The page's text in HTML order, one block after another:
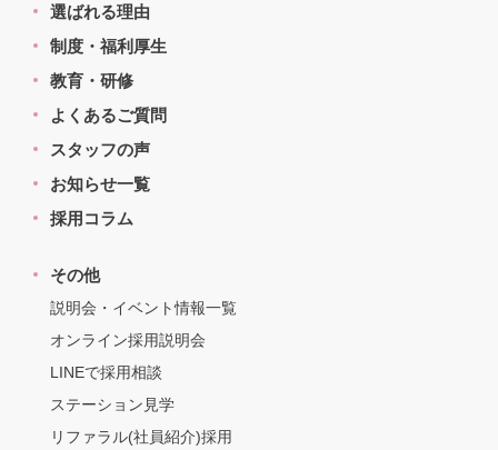
選ばれる理由
制度・福利厚生
教育・研修
よくあるご質問
スタッフの声
お知らせ一覧
採用コラム
その他
説明会・イベント情報一覧
オンライン採用説明会
LINEで採用相談
ステーション見学
リファラル(社員紹介)採用